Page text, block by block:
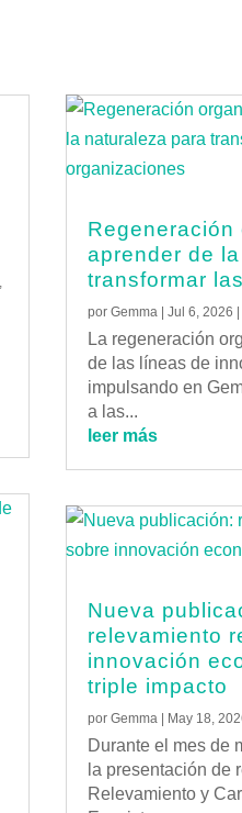
Regeneración
aprender de
transformar
por Gemma | Jul 6, 2026 |
La regeneración
de las líneas de
impulsando en
a las...
leer más
Nueva
relevamiento
innovación
triple impacto
por Gemma | May 18,
Durante el mes de
la presentación de
Relevamiento y